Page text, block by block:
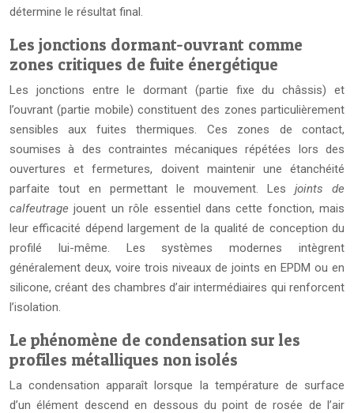
détermine le résultat final.
Les jonctions dormant-ouvrant comme
zones critiques de fuite énergétique
Les jonctions entre le dormant (partie fixe du châssis) et
l’ouvrant (partie mobile) constituent des zones particulièrement
sensibles aux fuites thermiques. Ces zones de contact,
soumises à des contraintes mécaniques répétées lors des
ouvertures et fermetures, doivent maintenir une étanchéité
parfaite tout en permettant le mouvement. Les joints de
calfeutrage jouent un rôle essentiel dans cette fonction, mais
leur efficacité dépend largement de la qualité de conception du
profilé lui-même. Les systèmes modernes intègrent
généralement deux, voire trois niveaux de joints en EPDM ou en
silicone, créant des chambres d’air intermédiaires qui renforcent
l’isolation.
Le phénomène de condensation sur les
profiles métalliques non isolés
La condensation apparaît lorsque la température de surface
d’un élément descend en dessous du point de rosée de l’air